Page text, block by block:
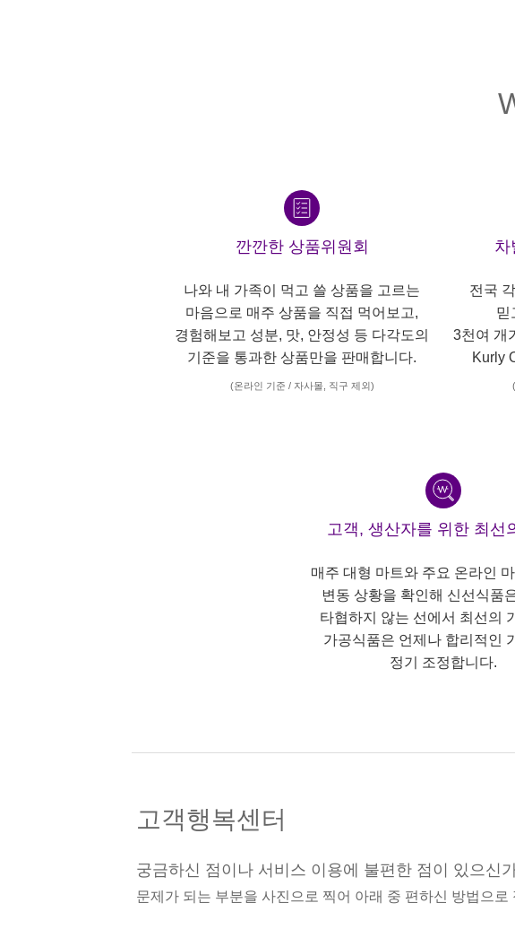
깐깐한 상품위원회
나와 내 가족이 먹고 쓸 상품을 고르는
마음으로 매주 상품을 직접 먹어보고,
경험해보고 성분, 맛, 안정성 등 다각도의
기준을 통과한 상품만을 판매합니다.
(온라인 기준 / 자사몰, 직구 제외)
차
전국
믿
3천여 개
Kurly
고객, 생산자를 위한 최선
매주 대형 마트와 주요 온라인
변동 상황을 확인해 신선식품
타협하지 않는 선에서 최선의
가공식품은 언제나 합리적인
정기 조정합니다.
고객행복센터
궁금하신 점이나 서비스 이용에 불편한 점이 있으신
문제가 되는 부분을 사진으로 찍어 아래 중 편하신 방법으